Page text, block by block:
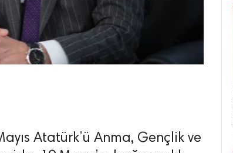
Atatürk’ü Anma, Gençlik ve